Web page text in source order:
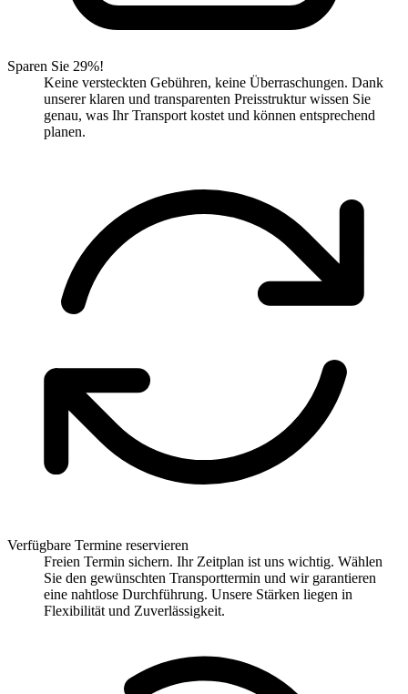
Sparen Sie 29%!
Keine versteckten Gebühren, keine Überraschungen. Dank
unserer klaren und transparenten Preisstruktur wissen Sie
genau, was Ihr Transport kostet und können entsprechend
planen.
Verfügbare Termine reservieren
Freien Termin sichern. Ihr Zeitplan ist uns wichtig. Wählen
Sie den gewünschten Transporttermin und wir garantieren
eine nahtlose Durchführung. Unsere Stärken liegen in
Flexibilität und Zuverlässigkeit.